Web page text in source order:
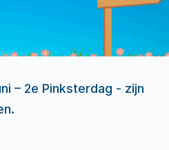
– 2e Pinksterdag - zijn